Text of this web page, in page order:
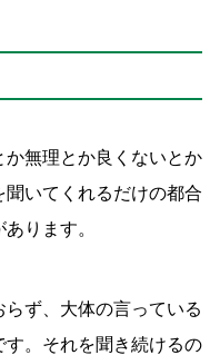
無理とか良くないとか
いてくれるだけの都合
ります。
ず、大体の言っている
す。それを聞き続けるの